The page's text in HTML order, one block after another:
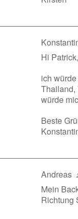
Hi Patrick,
ich
Thailand,
würde
Beste
Andreas
Mein
Richtung